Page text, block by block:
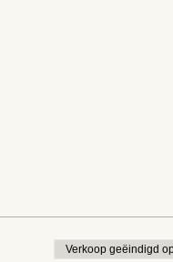
Verkoop geëindigd